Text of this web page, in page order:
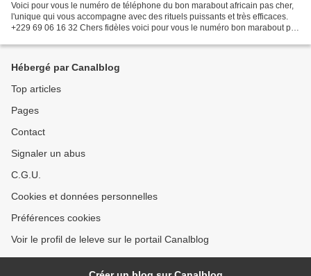
Voici pour vous le numéro de téléphone du bon marabout africain pas cher,
l'unique qui vous accompagne avec des rituels puissants et très efficaces.
+229 69 06 16 32 Chers fidèles voici pour vous le numéro bon marabout pas
Hébergé par Canalblog
Top articles
Pages
Contact
Signaler un abus
C.G.U.
Cookies et données personnelles
Préférences cookies
Voir le profil de leleve sur le portail Canalblog